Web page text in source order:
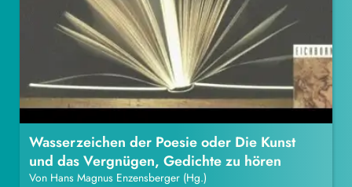
Wasserzeichen der Poesie oder Die Kunst
und das Vergnügen, Gedichte zu hören
Von Hans Magnus Enzensberger (Hg.)